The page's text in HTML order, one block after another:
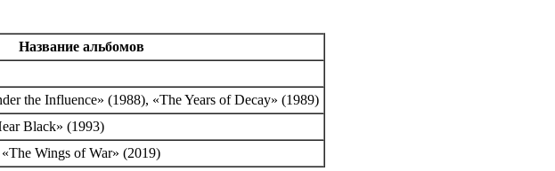
Название альбомов
the Influence» (1988), «The Years of Decay» (1989)
Black» (1993)
Wings of War» (2019)